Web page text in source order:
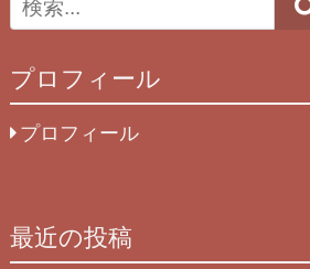
プロフィール
プロフィール
最近の投稿